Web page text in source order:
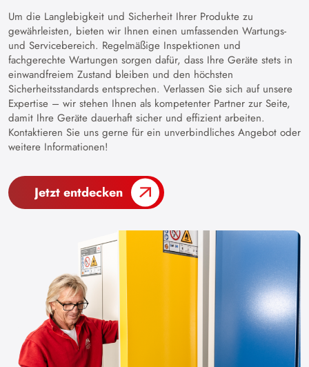
Um die Langlebigkeit und Sicherheit Ihrer Produkte zu
gewährleisten, bieten wir Ihnen einen umfassenden Wartungs-
und Servicebereich. Regelmäßige Inspektionen und
fachgerechte Wartungen sorgen dafür, dass Ihre Geräte stets in
einwandfreiem Zustand bleiben und den höchsten
Sicherheitsstandards entsprechen. Verlassen Sie sich auf unsere
Expertise – wir stehen Ihnen als kompetenter Partner zur Seite,
damit Ihre Geräte dauerhaft sicher und effizient arbeiten.
Kontaktieren Sie uns gerne für ein unverbindliches Angebot oder
weitere Informationen!
Jetzt entdecken